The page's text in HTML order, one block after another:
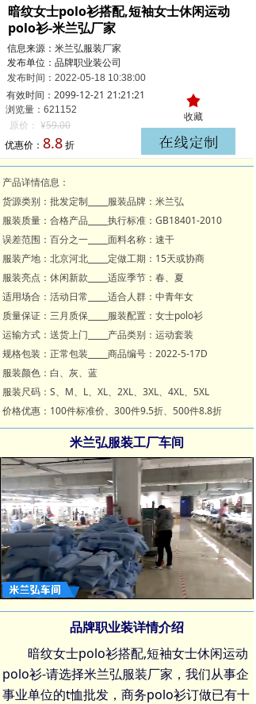
暗纹女士polo衫搭配,短袖女士休闲运动
polo衫-米兰弘厂家
优惠价： 8.8折
发布时间： 2022-05-18 10:38:00
浏览量：621152
原价： ¥59.00
信息来源：米兰弘服装厂家
发布单位：品牌职业装公司
有效时间：2099-12-21 21:21:21 끄
收藏
产品详情信息：
货源类别：批发定制_____服装品牌：米兰弘
服装质量：合格产品_____执行标准：GB18401-2010
误差范围：百分之一_____面料名称：速干
服装产地：北京河北_____定做工期：15天或协商
服装亮点：休闲新款_____适应季节：春、夏
适用场合：活动日常_____适合人群：中青年女
质量保证：三月质保_____服装配置：女士polo衫
运输方式：送货上门_____产品类别：运动套装
规格包装：正常包装_____商品编号：2022-5-17D
服装颜色：白、灰、蓝
服装尺码：S、M、L、XL、2XL、3XL、4XL、5XL
价格优惠：100件标准价、300件9.5折、500件8.8折
暗纹女士polo衫搭配,短袖女士休闲运动
polo衫-请选择米兰弘服装厂家，我们从事企
事业单位的t恤批发 ， 商务polo衫订做已有十
Mute Loaded
0%
Progress:
0%
米兰弘服装工厂车间
品牌职业装详情介绍